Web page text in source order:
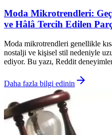
Moda Mikrotrendleri:
ve Hâlâ Tercih Edilen
Moda mikrotrendleri genellikle
nostalji ve kişisel stil nedeniyle
ediyor. Bu yazı, Reddit
Daha fazla bilgi edinin